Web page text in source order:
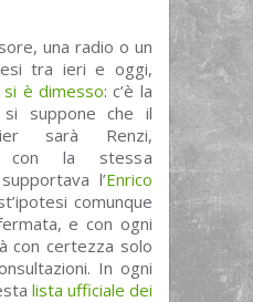
una radio o un
tra ieri e oggi,
è dimesso: c’è la
suppone che il
sarà Renzi,
con la stessa
l’Enrico
comunque
e con ogni
con certezza solo
In ogni
lista ufficiale dei